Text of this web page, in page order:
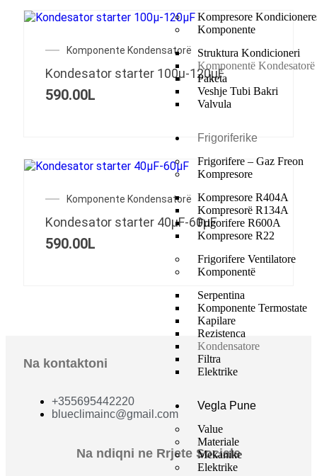
Kompresore
Komponente
Struktura Kondicioneri
Komponentë Kondesatorë
Paketa
Veshje Tubi Bakri
Valvula
Frigoriferike
Frigorifere – Gaz Freon
Kompresore
Kompresore R404A
Kompresorë R134A
Frigorifere R600A
Kompresore R22
Frigorifere Ventilatore
Komponentë
Serpentina
Komponente Termostate
Kapilare
Rezistenca
Kondensatore
Filtra
Elektrike
Vegla Pune
Value
Materiale
Mekanike
Elektrike
Komponente Kondensatorë
Kondesator starter 100μ-120μF
590.00L
Komponente Kondensatorë
Kondesator starter 40μF-60μF
590.00L
Na kontaktoni
+355695442220
blueclimainc@gmail.com
Na ndiqni ne Rrjete Sociale